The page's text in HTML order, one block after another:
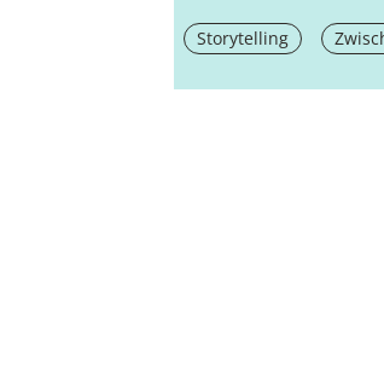
Storytelling